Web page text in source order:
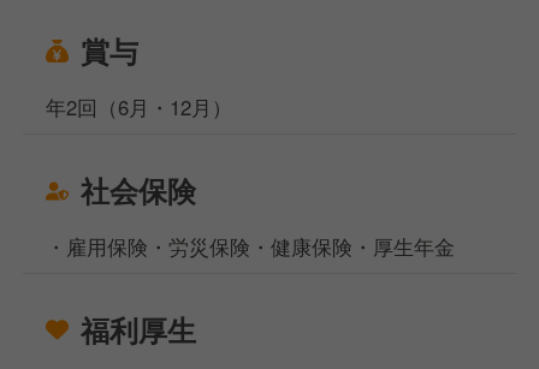
賞与
年2回（6月・12月）
社会保険
・雇用保険・労災保険・健康保険・厚生年金
福利厚生